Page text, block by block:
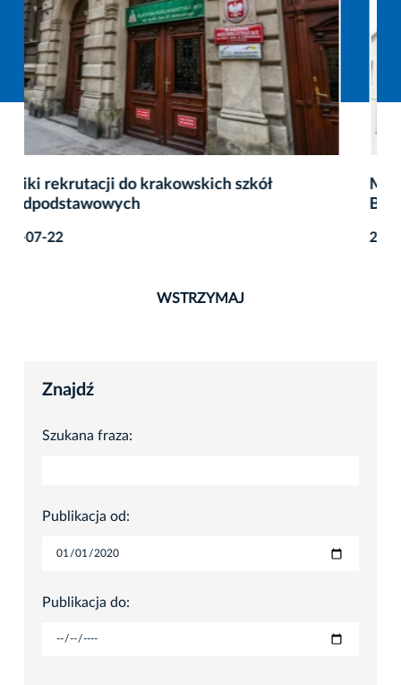
Miasto pozyskało środki na funkcjonowanie
Branżowego Centrum Umiejętności
2026-07-22
WSTRZYMAJ
Znajdź
Szukana fraza:
Publikacja od:
Publikacja do: